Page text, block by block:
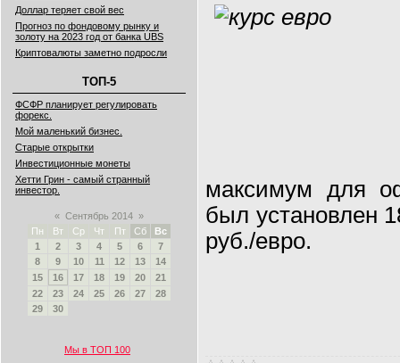
Доллар теряет свой вес
Прогноз по фондовому рынку и
золоту на 2023 год от банка UBS
Криптовалюты заметно подросли
ТОП-5
ФСФР планирует регулировать
форекс.
Мой маленький бизнес.
Старые открытки
Инвестиционные монеты
Хетти Грин - самый странный
инвестор.
« Сентябрь 2014 »
Пн
Вт Ср Чт Пт Сб
Вс
1
2 3 4 5 6
7
8
9 10 11 12 13
14
15
16 17 18 19 20
21
22
23 24 25 26 27
28
29
30
Мы в ТОП 100
максимум для
был установлен
руб./евро.